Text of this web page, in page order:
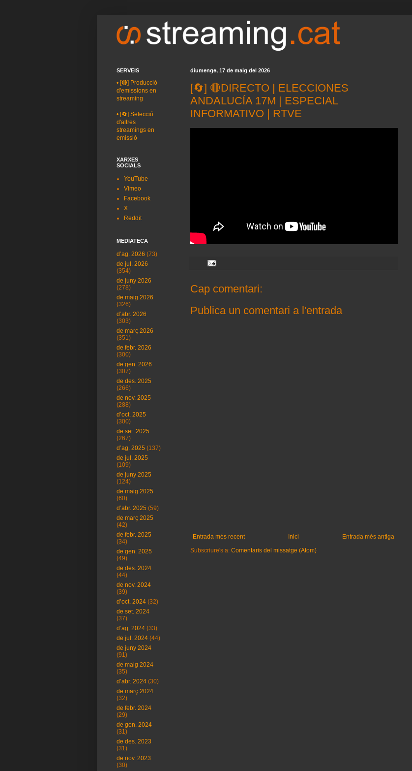
diumenge, 17 de maig del 2026
[🔄] 🔴DIRECTO | ELECCIONES
ANDALUCÍA 17M | ESPECIAL
INFORMATIVO | RTVE
Cap comentari:
Publica un comentari a l'entrada
Entrada més recent Entrada més antiga
Inici
Subscriure's a: Comentaris del missatge (Atom)
SERVEIS
• [🔴] Producció
d'emissions en
streaming
• [🔄] Selecció
d'altres
streamings en
emissió
XARXES
SOCIALS
YouTube
Vimeo
Facebook
X
Reddit
MEDIATECA
d’ag. 2026 (73)
de jul. 2026
(354)
de juny 2026
(278)
de maig 2026
(326)
d’abr. 2026
(303)
de març 2026
(351)
de febr. 2026
(300)
de gen. 2026
(307)
de des. 2025
(266)
de nov. 2025
(288)
d’oct. 2025
(300)
de set. 2025
(267)
d’ag. 2025 (137)
de jul. 2025
(109)
de juny 2025
(124)
de maig 2025
(60)
d’abr. 2025 (59)
de març 2025
(42)
de febr. 2025
(34)
de gen. 2025
(49)
de des. 2024
(44)
de nov. 2024
(39)
d’oct. 2024 (32)
de set. 2024
(37)
d’ag. 2024 (33)
de jul. 2024 (44)
de juny 2024
(91)
de maig 2024
(35)
d’abr. 2024 (30)
de març 2024
(32)
de febr. 2024
(29)
de gen. 2024
(31)
de des. 2023
(31)
de nov. 2023
(30)